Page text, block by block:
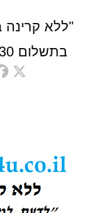
קרינה
0796644330 (א-ה 09:00-12:00)